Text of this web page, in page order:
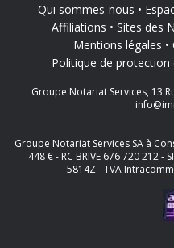
Qui sommes-nous
Affiliations
Sites des
Mentions légales
Politique de protection
Groupe Notariat Services, 13
Groupe Notariat Services SA à
448 € - RC BRIVE 676 720 212 -
5814Z - TVA